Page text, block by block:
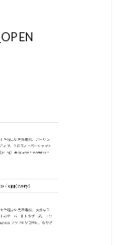
OPEN